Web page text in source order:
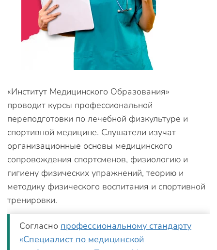
«Институт Медицинского Образования»
проводит курсы профессиональной
переподготовки по лечебной физкультуре и
спортивной медицине. Слушатели изучат
организационные основы медицинского
сопровождения спортсменов, физиологию и
гигиену физических упражнений, теорию и
методику физического воспитания и спортивной
тренировки.
Согласно профессиональному стандарту
«Специалист по медицинской